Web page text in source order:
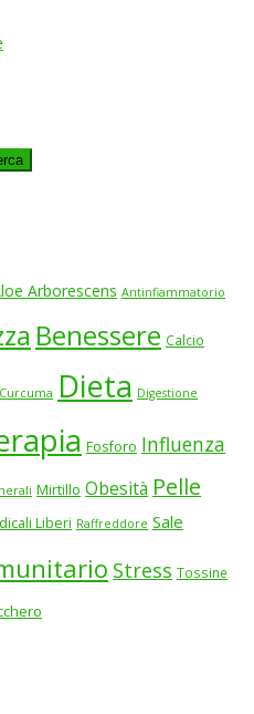
Arborescens Antinfiammatorio
Benessere Calcio
Curcuma Dieta Digestione
Fosforo Influenza
Mirtillo Obesità Pelle
Liberi Raffreddore Sale
Stress Tossine